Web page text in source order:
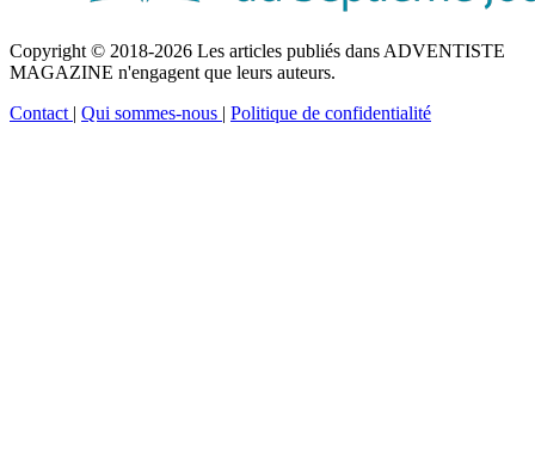
Copyright © 2018-2026 Les articles publiés dans ADVENTISTE
MAGAZINE n'engagent que leurs auteurs.
Contact | Qui sommes-nous | Politique de confidentialité